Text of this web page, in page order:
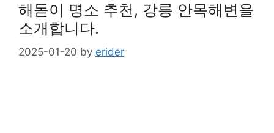
해돋이 명소 추천, 강릉 안목해변을
소개합니다.
2025-01-20 by erider